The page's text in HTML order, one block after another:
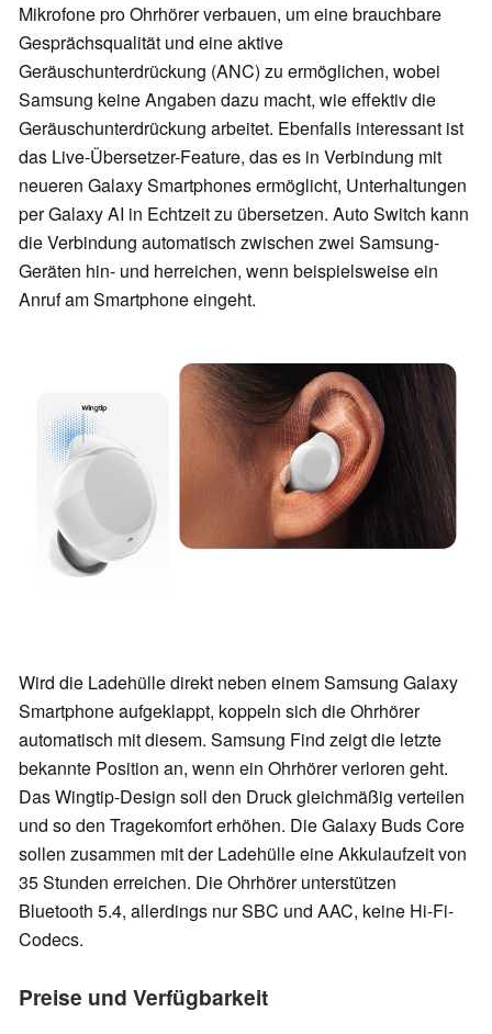
Mikrofone pro Ohrhörer verbauen, um eine brauchbare
Gesprächsqualität und eine aktive
Geräuschunterdrückung (ANC) zu ermöglichen, wobei
Samsung keine Angaben dazu macht, wie effektiv die
Geräuschunterdrückung arbeitet. Ebenfalls interessant ist
das Live-Übersetzer-Feature, das es in Verbindung mit
neueren Galaxy Smartphones ermöglicht, Unterhaltungen
per Galaxy AI in Echtzeit zu übersetzen. Auto Switch kann
die Verbindung automatisch zwischen zwei Samsung-
Geräten hin- und herreichen, wenn beispielsweise ein
Anruf am Smartphone eingeht.
Wird die Ladehülle direkt neben einem Samsung Galaxy
Smartphone aufgeklappt, koppeln sich die Ohrhörer
automatisch mit diesem. Samsung Find zeigt die letzte
bekannte Position an, wenn ein Ohrhörer verloren geht.
Das Wingtip-Design soll den Druck gleichmäßig verteilen
und so den Tragekomfort erhöhen. Die Galaxy Buds Core
sollen zusammen mit der Ladehülle eine Akkulaufzeit von
35 Stunden erreichen. Die Ohrhörer unterstützen
Bluetooth 5.4, allerdings nur SBC und AAC, keine Hi-Fi-
Codecs.
Preise und Verfügbarkeit